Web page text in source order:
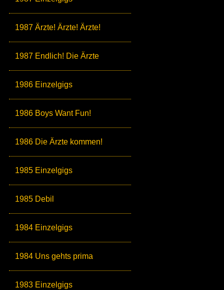
1987 Ärzte! Ärzte! Ärzte!
1987 Endlich! Die Ärzte
1986 Einzelgigs
1986 Boys Want Fun!
1986 Die Ärzte kommen!
1985 Einzelgigs
1985 Debil
1984 Einzelgigs
1984 Uns gehts prima
1983 Einzelgigs